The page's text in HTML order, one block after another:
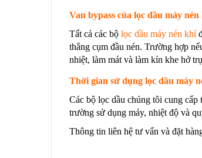
Van bypass của lọc dầu máy
Tất cả các bộ lọc dầu máy nén khí
thẳng cụm đầu nén. Trường hợp
nhiệt, làm mát và làm kín khe hở
Thời gian sử dụng lọc dầu máy
Các bộ lọc dầu chúng tôi cung
trường sử dụng máy, nhiệt độ và
Thông tin liên hệ tư vấn và đặt